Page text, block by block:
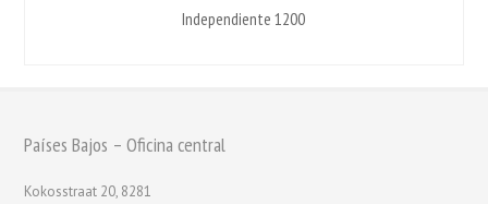
Independiente 1200
Países Bajos – Oficina central
Kokosstraat 20, 8281